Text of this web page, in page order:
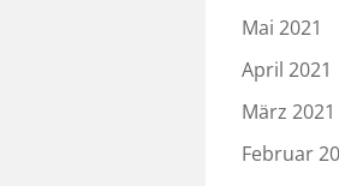
Mai 2021
April 2021
März 2021
Februar